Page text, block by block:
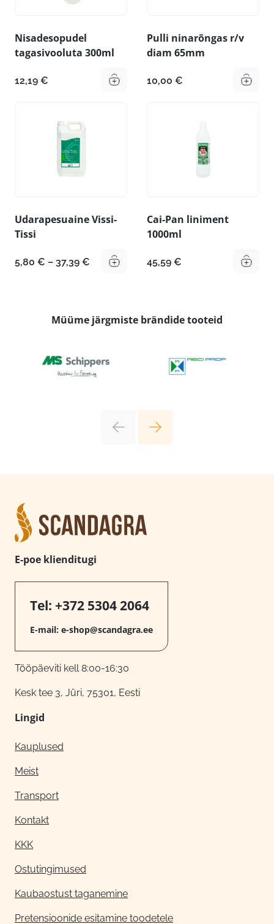
Nisadesopudel
tagasivooluta 300ml
12,19 €
Pulli ninarõngas r/v
diam 65mm
10,00 €
Udarapesuaine Vissi-
Tissi
5,80 € – 37,39 € Hinnavahemik:
Cai-Pan liniment
1000ml
45,59 €
Müüme järgmiste brändide tooteid
E-poe klienditugi
Tel: +372 5304 2064
E-mail: e-shop@scandagra.ee
Tööpäeviti kell 8:00-16:30
Kesk tee 3, Jüri, 75301, Eesti
Lingid
Kauplused
Meist
Transport
Kontakt
KKK
Ostutingimused
Kaubaostust taganemine
Pretensioonide esitamine toodetele